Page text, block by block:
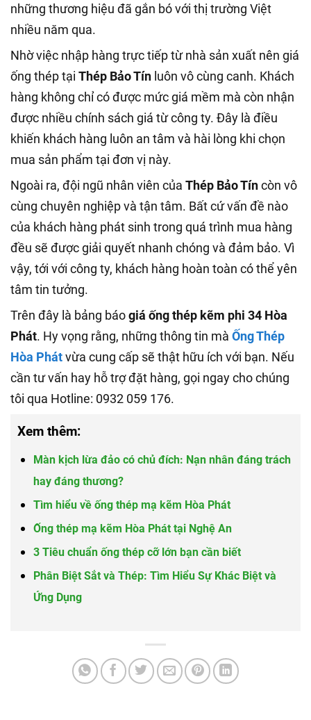
những thương hiệu đã gắn bó với thị trường Việt
nhiều năm qua.
Nhờ việc nhập hàng trực tiếp từ nhà sản xuất nên giá
ống thép tại Thép Bảo Tín luôn vô cùng canh. Khách
hàng không chỉ có được mức giá mềm mà còn nhận
được nhiều chính sách giá từ công ty. Đây là điều
khiến khách hàng luôn an tâm và hài lòng khi chọn
mua sản phẩm tại đơn vị này.
Ngoài ra, đội ngũ nhân viên của Thép Bảo Tíncòn vô
cùng chuyên nghiệp và tận tâm. Bất cứ vấn đề nào
của khách hàng phát sinh trong quá trình mua hàng
đều sẽ được giải quyết nhanh chóng và đảm bảo. Vì
vậy, tới với công ty, khách hàng hoàn toàn có thể yên
tâm tin tưởng.
Trên đây là bảng báogiá ống thép kẽm phi 34 Hòa
Phát. Hy vọng rằng, những thông tin mà Ống Thép
Hòa Phátvừa cung cấp sẽ thật hữu ích với bạn. Nếu
cần tư vấn hay hỗ trợ đặt hàng, gọi ngay cho chúng
tôi qua Hotline: 0932 059 176.
Xem thêm:
Màn kịch lừa đảo có chủ đích: Nạn nhân đáng trách
hay đáng thương?
Tìm hiểu về ống thép mạ kẽm Hòa Phát
Ống thép mạ kẽm Hòa Phát tại Nghệ An
3 Tiêu chuẩn ống thép cỡ lớn bạn cần biết
Phân Biệt Sắt và Thép: Tìm Hiểu Sự Khác Biệt và
Ứng Dụng